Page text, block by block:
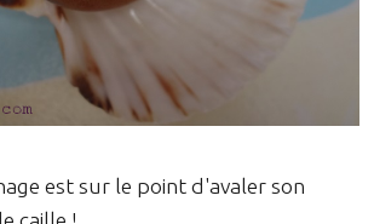
est sur le point d'avaler son